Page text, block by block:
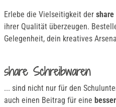
Erlebe die Vielseitigkeit der
ihrer Qualität überzeugen.
Gelegenheit, dein kreatives
share Schreibwaren
... sind nicht nur für den
auch einen Beitrag für eine